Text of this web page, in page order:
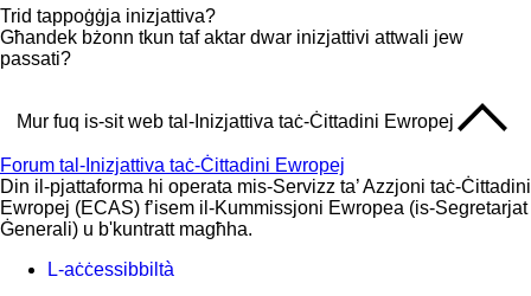
Trid tappoġġja inizjattiva?
Għandek bżonn tkun taf aktar dwar inizjattivi attwali jew
passati?
Mur fuq is-sit web tal-Inizjattiva taċ-Ċittadini Ewropej
Forum tal-Inizjattiva taċ-Ċittadini Ewropej
Din il-pjattaforma hi operata mis-Servizz ta’ Azzjoni taċ-Ċittadini
Ewropej (ECAS) f’isem il-Kummissjoni Ewropea (is-Segretarjat
Ġenerali) u b'kuntratt magħha.
L-aċċessibbiltà